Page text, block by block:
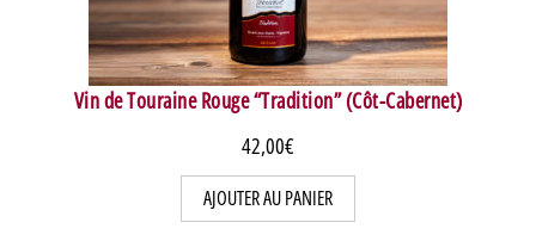
Vin de Touraine Rouge “Tradition” (Côt-Cabernet)
42,00€
AJOUTER AU PANIER